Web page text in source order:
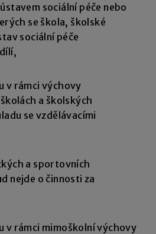
sociální péče nebo
se škola, školské
sociální péče
v rámci výchovy
a školských
se vzdělávacími
a sportovních
nejde o činnosti za
v rámci mimoškolní výchovy